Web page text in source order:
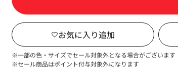
※一部の色・サイズでセール対象外となる場合がございます
※セール商品はポイント付与対象外になります